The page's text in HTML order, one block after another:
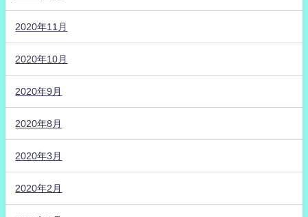
2020年11月
2020年10月
2020年9月
2020年8月
2020年3月
2020年2月